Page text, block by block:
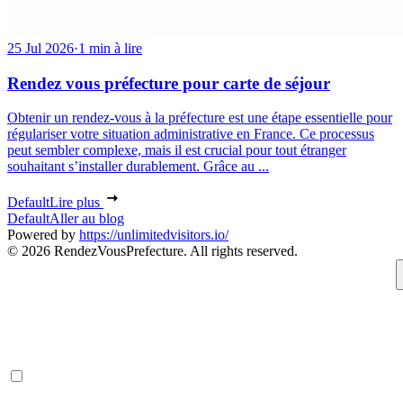
25 Jul 2026·1 min à lire
Rendez vous préfecture pour carte de séjour
Obtenir un rendez-vous à la préfecture est une étape essentielle pour
régulariser votre situation administrative en France. Ce processus
peut sembler complexe, mais il est crucial pour tout étranger
souhaitant s’installer durablement. Grâce au ...
DefaultLire plus
DefaultAller au blog
Powered by https://unlimitedvisitors.io/
© 2026 RendezVousPrefecture. All rights reserved.